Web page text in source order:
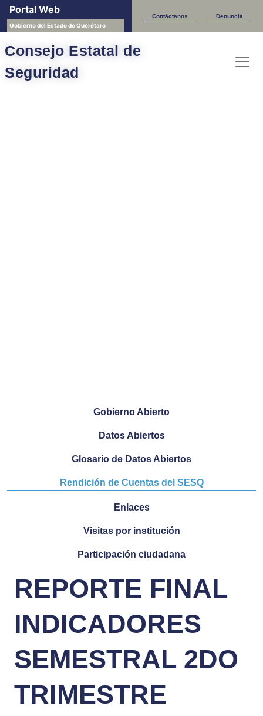
Portal Web
Gobierno del Estado de Querétaro
Contáctanos Denuncia
Consejo Estatal de
Seguridad
Gobierno Abierto
Datos Abiertos
Glosario de Datos Abiertos
Rendición de Cuentas del SESQ
Enlaces
Visitas por institución
Participación ciudadana
REPORTE FINAL
INDICADORES
SEMESTRAL 2DO
TRIMESTRE